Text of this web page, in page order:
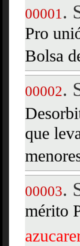
00001 .
Pro
Bolsa
00002.
que
00003.
mérito